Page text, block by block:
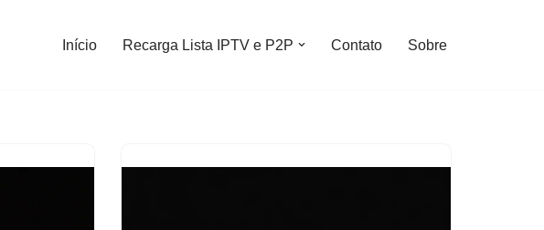
Início Recarga Lista IPTV e P2P Contato Sobre